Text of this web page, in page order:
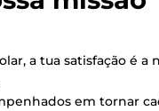
a tua satisfação é a
em tornar